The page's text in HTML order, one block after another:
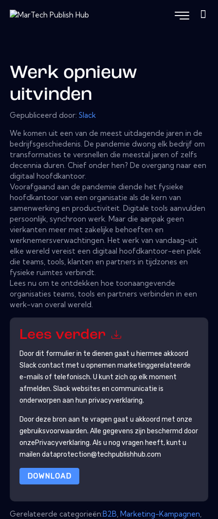
Werk opnieuw
uitvinden
Gepubliceerd door: Slack
We komen uit een van de meest uitdagende jaren in de
bedrijfsgeschiedenis. De pandemie dwong elk bedrijf om
transformaties te versnellen die meestal jaren of zelfs
decennia duren. Chief onder hen? De overgang naar een
digitaal hoofdkantoor.
Voorafgaand aan de pandemie diende het fysieke
hoofdkantoor van een organisatie als de kern van
samenwerking en productiviteit. Digitale tools aanvulden
persoonlijk, synchroon werk. Maar die aanpak geen
vierkanten meer met zakelijke behoeften en
werknemersverwachtingen. Het werk van vandaag-uit
elke wereld vereist een digitaal hoofdkantoor-een plek
die teams, tools, klanten en partners in tijdzones en
fysieke ruimtes verbindt.
Lees nu om te ontdekken hoe toonaangevende
organisaties teams, tools en partners verbinden in een
werk-van overal wereld.
Lees verder
Door dit formulier in te dienen gaat u hiermee akkoord
Slackcontact met u opnemen marketinggerelateerde
e-mails of telefonisch. U kunt zich op elk moment
afmelden. Slackwebsites en communicatie is
onderworpen aan hun privacyverklaring.
Door deze bron aan te vragen gaat u akkoord met onze
gebruiksvoorwaarden. Alle gegevens zijn beschermd door
onzePrivacyverklaring. Als u nog vragen heeft, kunt u
mailen dataprotection@techpublishhub.com
DOWNLOAD
Gerelateerde categorieën:B2B Marketing-Kampagnen